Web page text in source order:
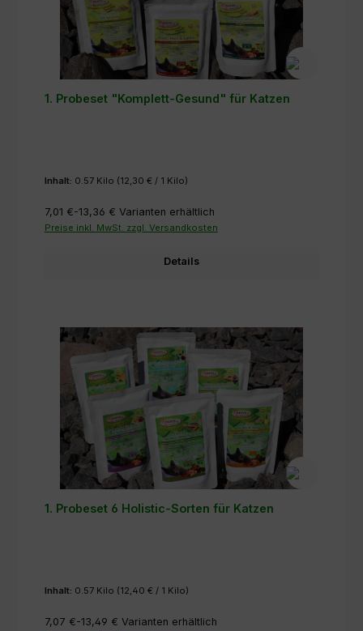
1. Probeset "Komplett-Gesund" für Katzen
Inhalt: 0.57 Kilo (12,30 € / 1 Kilo)
7,01 €-13,36 € Varianten erhältlich
Preise inkl. MwSt. zzgl. Versandkosten
Details
1. Probeset 6 Holistic-Sorten für Katzen
Inhalt: 0.57 Kilo (12,40 € / 1 Kilo)
7,07 €-13,49 € Varianten erhältlich